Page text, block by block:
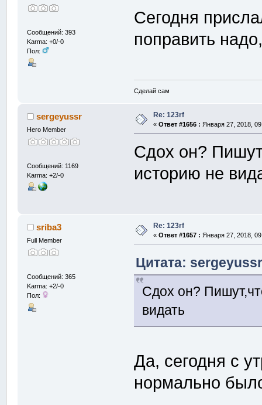
Сообщений: 393
Karma: +0/-0
Пол:
Сегодня
поправить
Сделай сам
sergeyussr
Hero Member
Сообщений: 1169
Karma: +2/-0
Re: 123rf
« Ответ #1656 : Января 27, 2018,
Сдох он?
историю не
sriba3
Full Member
Сообщений: 365
Karma: +2/-0
Пол:
Re: 123rf
« Ответ #1657 : Января 27, 2018,
Цитата:
Сдох он?
видать
Да, сегодня с
нормально